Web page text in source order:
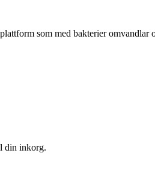
som med bakterier
din inkorg.